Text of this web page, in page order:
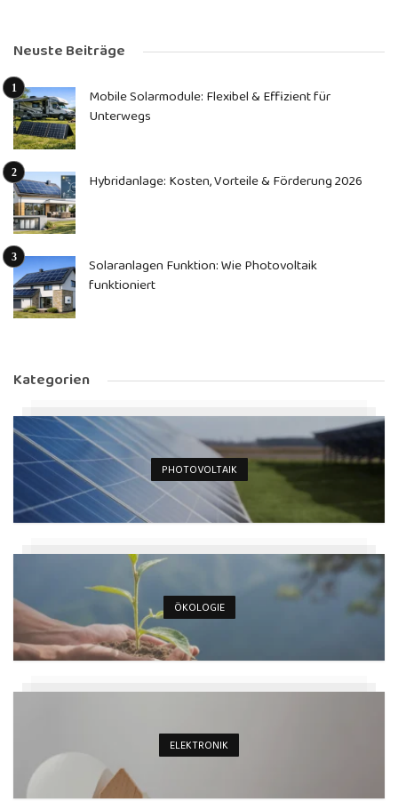
Neuste Beiträge
Mobile Solarmodule: Flexibel & Effizient für
Unterwegs
Hybridanlage: Kosten, Vorteile & Förderung 2026
Solaranlagen Funktion: Wie Photovoltaik
funktioniert
Kategorien
PHOTOVOLTAIK
ÖKOLOGIE
ELEKTRONIK